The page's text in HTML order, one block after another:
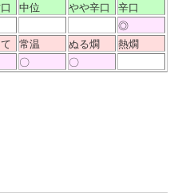
中位 やや辛口
辛口
◎
常温 ぬる燗
熱燗
〇 〇